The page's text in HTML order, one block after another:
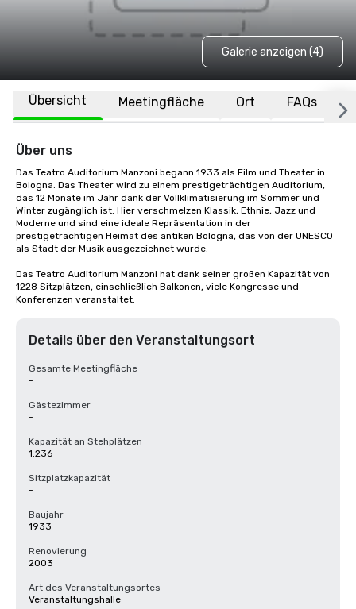
Galerie anzeigen (4)
Übersicht Meetingfläche Ort FAQs
Über uns
Das Teatro Auditorium Manzoni begann 1933 als Film und Theater in
Bologna. Das Theater wird zu einem prestigeträchtigen Auditorium,
das 12 Monate im Jahr dank der Vollklimatisierung im Sommer und
Winter zugänglich ist. Hier verschmelzen Klassik, Ethnie, Jazz und
Moderne und sind eine ideale Repräsentation in der
prestigeträchtigen Heimat des antiken Bologna, das von der UNESCO
als Stadt der Musik ausgezeichnet wurde.
Das Teatro Auditorium Manzoni hat dank seiner großen Kapazität von
1228 Sitzplätzen, einschließlich Balkonen, viele Kongresse und
Konferenzen veranstaltet.
Details über den Veranstaltungsort
Gesamte Meetingfläche
-
Gästezimmer
-
Kapazität an Stehplätzen
1.236
Sitzplatzkapazität
-
Baujahr
1933
Renovierung
2003
Art des Veranstaltungsortes
Veranstaltungshalle